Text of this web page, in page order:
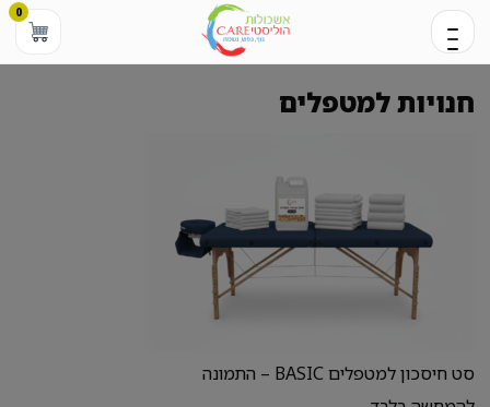
0
חנויות למטפלים
סט חיסכון למטפלים BASIC – התמונה